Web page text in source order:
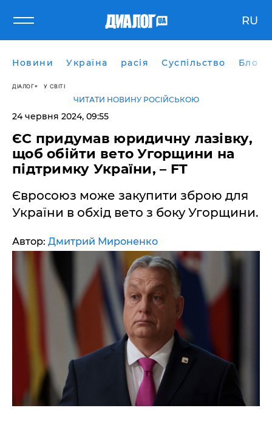
RU
Новини Україна расія Суспільство Блоги
ДІАЛОГ У СВІТІ
ЧИТАТИ НОВИНУ РОСІЙСЬКОЮ
24 червня 2024, 09:55
ЄС придумав юридичну лазівку,
щоб обійти вето Угорщини на
підтримку України, – FT
Євросоюз може закупити зброю для
України в обхід вето з боку Угорщини.
Автор: Дмитрий Мироненко